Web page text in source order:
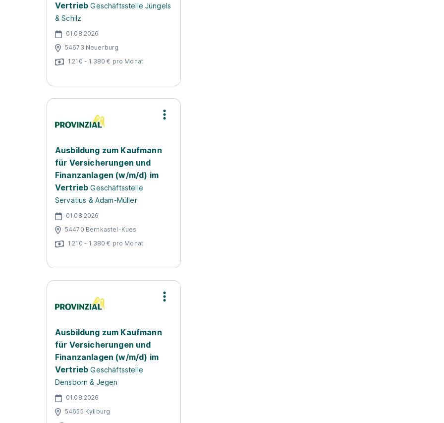
Vertrieb Geschäftsstelle Jüngels
& Schilz
01.08.2026
54673 Neuerburg
1.210 - 1.380 € pro Monat
Ausbildung zum Kaufmann
für Versicherungen und
Finanzanlagen (w/m/d) im
Vertrieb Geschäftsstelle
Servatius & Adam-Müller
01.08.2026
54470 Bernkastel-Kues
1.210 - 1.380 € pro Monat
Ausbildung zum Kaufmann
für Versicherungen und
Finanzanlagen (w/m/d) im
Vertrieb Geschäftsstelle
Densborn & Jegen
01.08.2026
54655 Kyllburg